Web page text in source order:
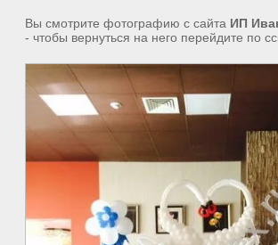
Вы смотрите фотографию с сайта ИП
- чтобы вернуться на него перейдите по